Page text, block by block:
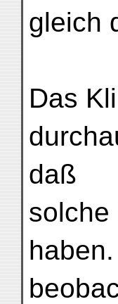
gleich
Das
daß
solche